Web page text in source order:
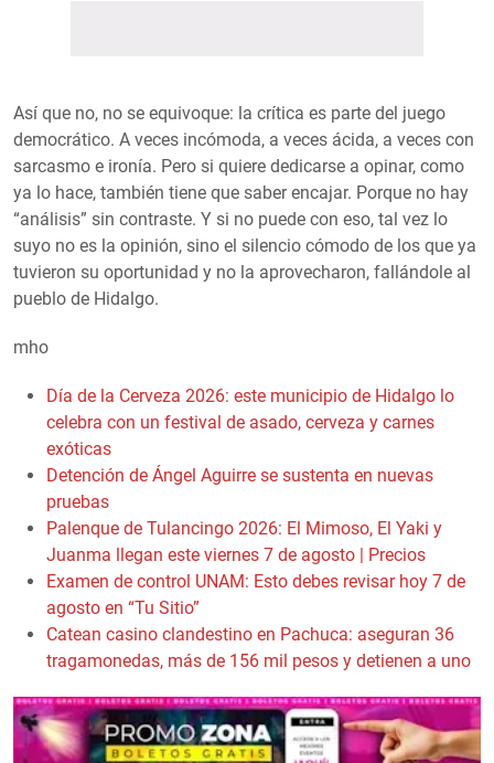
Así que no, no se equivoque: la crítica es parte del juego
democrático. A veces incómoda, a veces ácida, a veces con
sarcasmo e ironía. Pero si quiere dedicarse a opinar, como
ya lo hace, también tiene que saber encajar. Porque no hay
“análisis” sin contraste. Y si no puede con eso, tal vez lo
suyo no es la opinión, sino el silencio cómodo de los que ya
tuvieron su oportunidad y no la aprovecharon, fallándole al
pueblo de Hidalgo.
mho
Día de la Cerveza 2026: este municipio de Hidalgo lo
celebra con un festival de asado, cerveza y carnes
exóticas
Detención de Ángel Aguirre se sustenta en nuevas
pruebas
Palenque de Tulancingo 2026: El Mimoso, El Yaki y
Juanma llegan este viernes 7 de agosto | Precios
Examen de control UNAM: Esto debes revisar hoy 7 de
agosto en “Tu Sitio”
Catean casino clandestino en Pachuca: aseguran 36
tragamonedas, más de 156 mil pesos y detienen a uno